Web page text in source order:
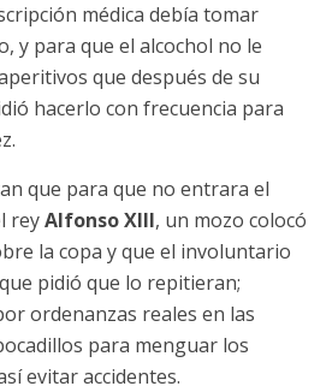
médica debía tomar
y para que el alcochol no le
que después de su
hacerlo con frecuencia para
que para que no entrara el
reyAlfonso XIII, un mozo colocó
la copa y que el involuntario
pidió que lo repitieran;
ordenanzas reales en las
para menguar los
evitar accidentes.